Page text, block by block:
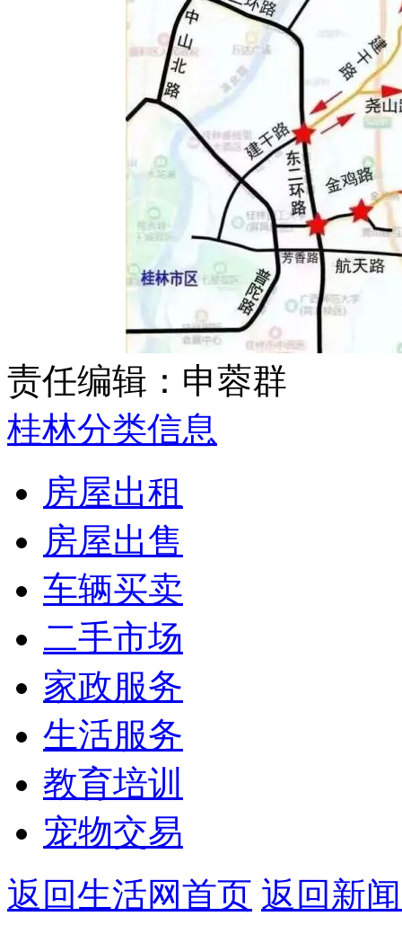
责任编辑：申蓉群
桂林分类信息
房屋出租
房屋出售
车辆买卖
二手市场
家政服务
生活服务
教育培训
宠物交易
返回生活网首页 返回新